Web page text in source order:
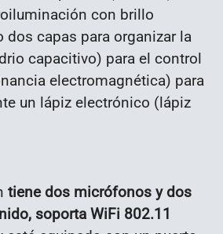
con brillo
dos capas para organizar la
capacitivo) para el control
electromagnética) para
un lápiz electrónico (lápiz
tiene dos micrófonos y dos
soporta WiFi 802.11